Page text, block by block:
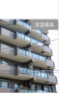
賃貸募集